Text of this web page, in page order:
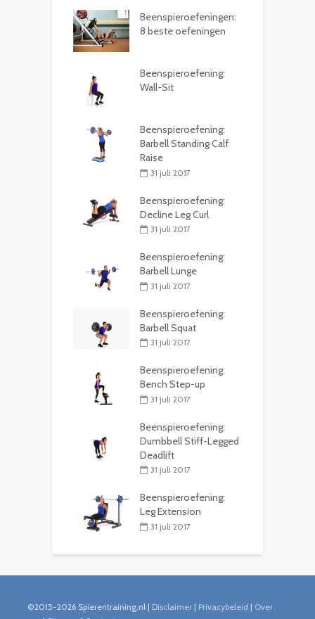
Beenspieroefeningen:
8 beste oefeningen
Beenspieroefening:
Wall-Sit
Beenspieroefening:
Barbell Standing Calf
Raise
31 juli 2017
Beenspieroefening:
Decline Leg Curl
31 juli 2017
Beenspieroefening:
Barbell Lunge
31 juli 2017
Beenspieroefening:
Barbell Squat
31 juli 2017
Beenspieroefening:
Bench Step-up
31 juli 2017
Beenspieroefening:
Dumbbell Stiff-Legged
Deadlift
31 juli 2017
Beenspieroefening:
Leg Extension
31 juli 2017
©2015-2026 Spierentraining.nl | Disclaimer | Privacybeleid | Over